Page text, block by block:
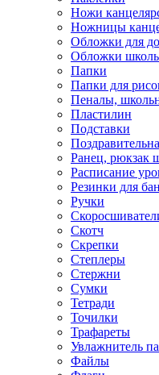
Ножи
Ножницы
Обложки для
Обложки
Папки
Папки для
Пеналы,
Пластилин
Подставки
Ранец, рюкзак
Расписание
Резинки для
Ручки
Скотч
Скрепки
Степлеры
Стержни
Сумки
Тетради
Точилки
Трафареты
Увлажнитель
Файлы